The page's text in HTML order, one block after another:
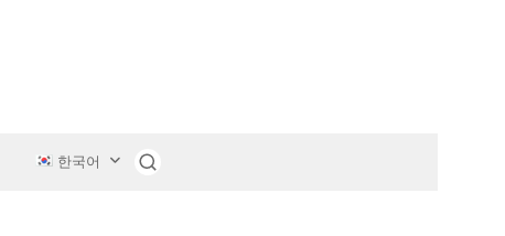
한국어